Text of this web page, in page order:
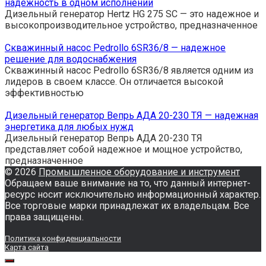
надежность в одном исполнении
Дизельный генератор Hertz HG 275 SC — это надежное и
высокопроизводительное устройство, предназначенное
Скважинный насос Pedrollo 6SR36/8 — надежное
решение для водоснабжения
Скважинный насос Pedrollo 6SR36/8 является одним из
лидеров в своем классе. Он отличается высокой
эффективностью
Дизельный генератор Вепрь АДА 20-230 ТЯ — надежная
энергетика для любых нужд
Дизельный генератор Вепрь АДА 20-230 ТЯ
представляет собой надежное и мощное устройство,
предназначенное
© 2026 Промышленное оборудование и инструмент
Обращаем ваше внимание на то, что данный интернет-
ресурс носит исключительно информационный характер.
Все торговые марки принадлежат их владельцам. Все
права защищены.
Политика конфиденциальности
Карта сайта